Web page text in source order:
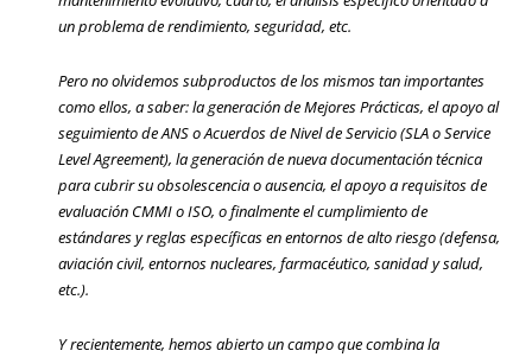
un problema de rendimiento, seguridad, etc.
Pero no olvidemos subproductos de los mismos tan importantes
como ellos, a saber: la generación de Mejores Prácticas, el apoyo al
seguimiento de ANS o Acuerdos de Nivel de Servicio (SLA o Service
Level Agreement), la generación de nueva documentación técnica
para cubrir su obsolescencia o ausencia, el apoyo a requisitos de
evaluación CMMI o ISO, o finalmente el cumplimiento de
estándares y reglas específicas en entornos de alto riesgo (defensa,
aviación civil, entornos nucleares, farmacéutico, sanidad y salud,
etc.).
Y recientemente, hemos abierto un campo que combina la